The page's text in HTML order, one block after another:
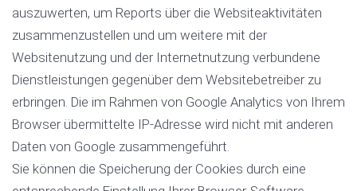
auszuwerten, um Reports über die Websiteaktivitäten
zusammenzustellen und um weitere mit der
Websitenutzung und der Internetnutzung verbundene
Dienstleistungen gegenüber dem Websitebetreiber zu
erbringen. Die im Rahmen von Google Analytics von Ihrem
Browser übermittelte IP-Adresse wird nicht mit anderen
Daten von Google zusammengeführt.
Sie können die Speicherung der Cookies durch eine